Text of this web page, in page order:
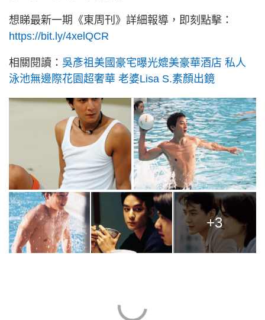
想睇最新一期《東周刊》詳細報導，即刻點擊：
https://bit.ly/4xelQCR
相關閱讀： 吳彥祖美國豪宅曝光媲美豪華酒店 私人
泳池無邊際花園超奢華 老婆Lisa S.素顏出鏡
+3